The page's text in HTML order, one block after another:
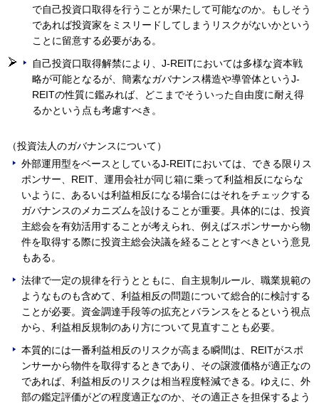
で自己投資口取得を行うことが果たして可能なのか。もしそう
であれば投資家をミスリードしてしまうリスクがないかという
ことに留意する必要がある。
自己投資口取得解禁により、J-REITにおいては多様な資本戦
略が可能となるが、簡素なガバナンス構造や導管体というJ-
REITの性質に鑑みれば、どこまでそういった自由度に耐え得
るかという点も考慮すべき。
（投資法人のガバナンスについて）
外部運用型をベースとしているJ-REITにおいては、できる限りス
ポンサー、REIT、運用会社が同じ箱に乗って利益相反にならな
いように、あるいは利益相反になる場合にはそれをチェックする
ガバナンスのメカニズムを設けることが重要。具体的には、投資
主総会を有効活用することが考えられ、例えばスポンサーから物
件を取得する際に投資主総会決議を経ることとすべきという意見
もある。
法律で一定の規律を行うとともに、自主規制ルール、職業規範の
ようなものも含めて、利益相反の問題について総合的に検討する
ことが必要。資金調達手段等の拡充とバランスをとるという視点
から、利益相反規制のあり方について見直すことも必要。
本質的には一番利益相反のリスクが高まる瞬間は、REITがスポ
ンサーから物件を取得するときであり、その譲渡価格が適正なの
であれば、利益相反のリスクは相当程度軽減できる。ゆえに、外
部の鑑定評価がどの程度適正なのか、その適正さを担保するよう